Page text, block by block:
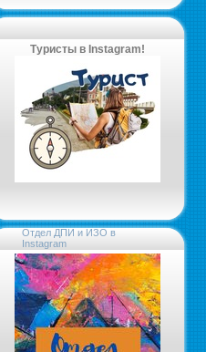
Туристы в Instagram!
Отдел ДПИ и ИЗО в
Instagram